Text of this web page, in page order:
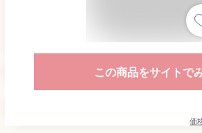
この商品をサイトで
価